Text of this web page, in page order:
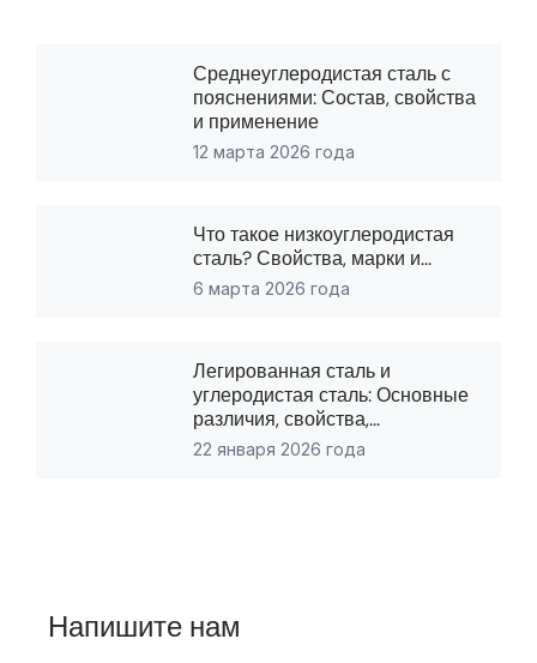
Среднеуглеродистая сталь с
пояснениями: Состав, свойства
и применение
12 марта 2026 года
Что такое низкоуглеродистая
сталь? Свойства, марки и...
6 марта 2026 года
Легированная сталь и
углеродистая сталь: Основные
различия, свойства,...
22 января 2026 года
Напишите нам